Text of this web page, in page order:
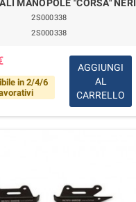
MANOPOLE "CORSA" NERI
2S000338
2S000338
in 2/4/6
AGGIUNGI
AL
CARRELLO